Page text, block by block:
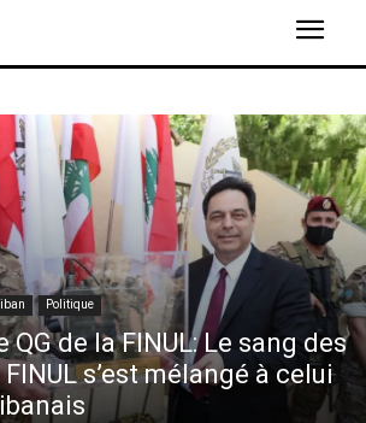
Politique
QG de la FINUL: Le sang des
s’est mélangé à celui